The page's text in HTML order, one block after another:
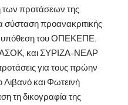
των προτάσεων της
σύσταση προανακριτικής
υπόθεση τουΟΠΕΚΕΠΕ
και ΣΥΡΙΖΑ-ΝΕΑΡ
για τους πρώην
Λιβανό και Φωτεινή
τη δικογραφία της